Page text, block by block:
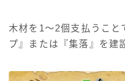
木材を1～2個支払うこと
プ』または『集落』を建